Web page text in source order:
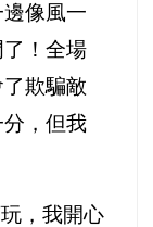
像風一
！全場
欺騙敵
，但我
，我開心